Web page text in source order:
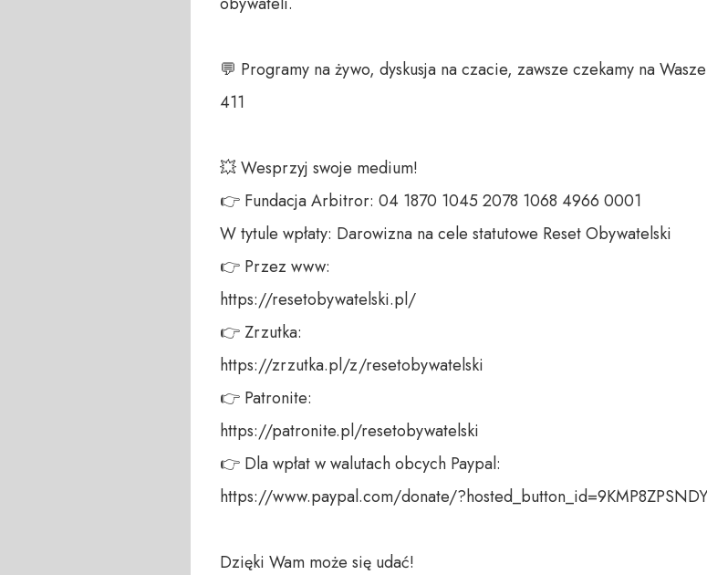
💬 Programy na żywo, dyskusja na czacie, zawsze czekamy na
411
💥 Wesprzyj swoje medium!
👉 Fundacja Arbitror: 04 1870 1045 2078 1068 4966 0001
W tytule wpłaty: Darowizna na cele statutowe Reset Obywatelski
👉 Przez www:
https://resetobywatelski.pl/
👉 Zrzutka:
https://zrzutka.pl/z/resetobywatelski
👉 Patronite:
https://patronite.pl/resetobywatelski
👉 Dla wpłat w walutach obcych Paypal:
https://www.paypal.com/donate/
Dzięki Wam może się udać!